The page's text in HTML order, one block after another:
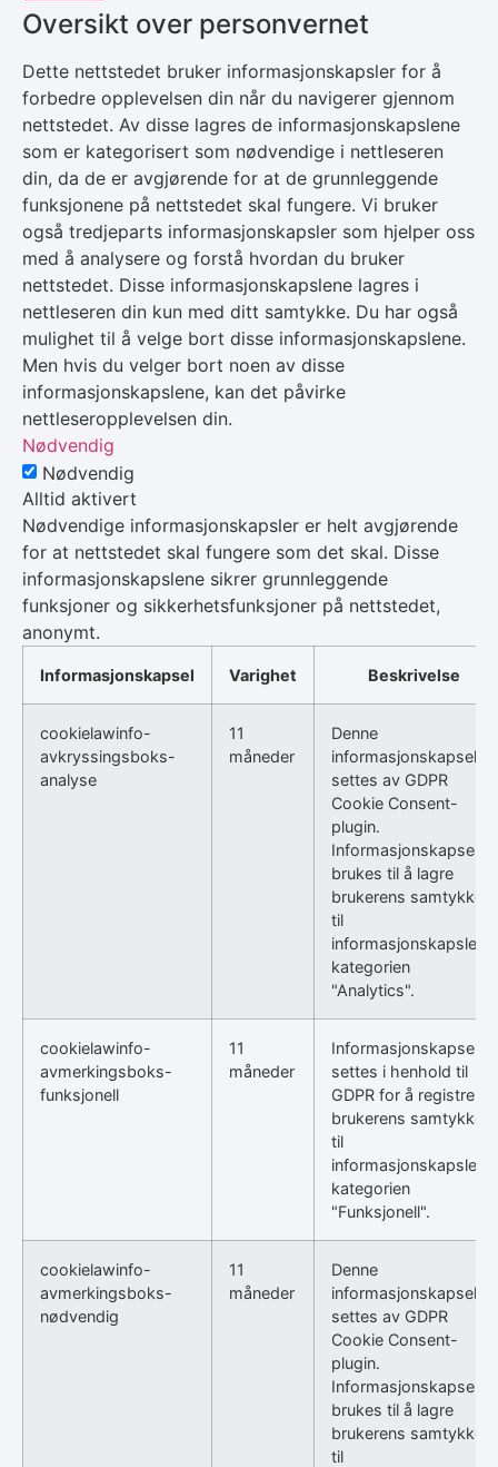
Oversikt over personvernet
Dette nettstedet bruker informasjonskapsler for å
forbedre opplevelsen din når du navigerer gjennom
nettstedet. Av disse lagres de informasjonskapslene
som er kategorisert som nødvendige i nettleseren
din, da de er avgjørende for at de grunnleggende
funksjonene på nettstedet skal fungere. Vi bruker
også tredjeparts informasjonskapsler som hjelper oss
med å analysere og forstå hvordan du bruker
nettstedet. Disse informasjonskapslene lagres i
nettleseren din kun med ditt samtykke. Du har også
mulighet til å velge bort disse informasjonskapslene.
Men hvis du velger bort noen av disse
informasjonskapslene, kan det påvirke
nettleseropplevelsen din.
Nødvendig
Nødvendig
Alltid aktivert
Nødvendige informasjonskapsler er helt avgjørende
for at nettstedet skal fungere som det skal. Disse
informasjonskapslene sikrer grunnleggende
funksjoner og sikkerhetsfunksjoner på nettstedet,
anonymt.
Informasjonskapsel Varighet Beskrivelse
cookielawinfo-
avkryssingsboks-
analyse
11
måneder
Denne
informasjonskapselen
settes av GDPR
Cookie Consent-
plugin.
Informasjonskapselen
brukes til å lagre
brukerens samtykke
til
informasjonskapsler i
kategorien
"Analytics".
cookielawinfo-
avmerkingsboks-
funksjonell
11
måneder
Informasjonskapselen
settes i henhold til
GDPR for å registrere
brukerens samtykke
til
informasjonskapsler i
kategorien
"Funksjonell".
cookielawinfo-
avmerkingsboks-
nødvendig
11
måneder
Denne
informasjonskapselen
settes av GDPR
Cookie Consent-
plugin.
Informasjonskapselen
brukes til å lagre
brukerens samtykke
til